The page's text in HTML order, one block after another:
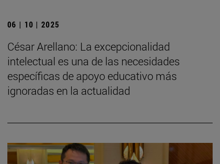
06 | 10 | 2025
César Arellano: La excepcionalidad
intelectual es una de las necesidades
específicas de apoyo educativo más
ignoradas en la actualidad